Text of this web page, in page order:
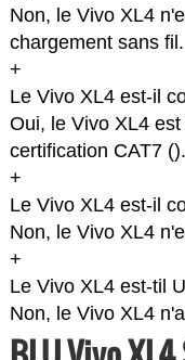
Non, le Vivo XL4
chargement sans fil.
+
Le Vivo XL4 est-il
Oui, le Vivo XL4
certification CAT7 ().
+
Le Vivo XL4 est-il
Non, le Vivo XL4
+
Le Vivo XL4 est-til
Non, le Vivo XL4